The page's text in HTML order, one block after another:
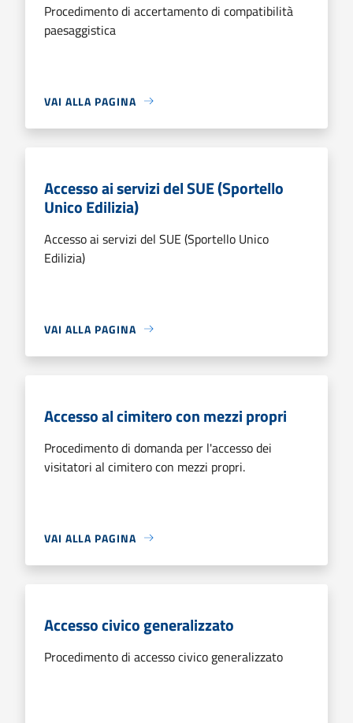
Procedimento di accertamento di compatibilità
paesaggistica
VAI ALLA PAGINA
Accesso ai servizi del SUE (Sportello
Unico Edilizia)
Accesso ai servizi del SUE (Sportello Unico
Edilizia)
VAI ALLA PAGINA
Accesso al cimitero con mezzi propri
Procedimento di domanda per l'accesso dei
visitatori al cimitero con mezzi propri.
VAI ALLA PAGINA
Accesso civico generalizzato
Procedimento di accesso civico generalizzato